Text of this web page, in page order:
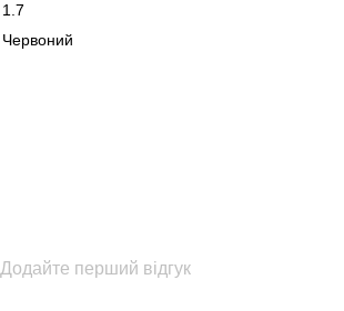
1.7
Червоний
Додайте перший відгук